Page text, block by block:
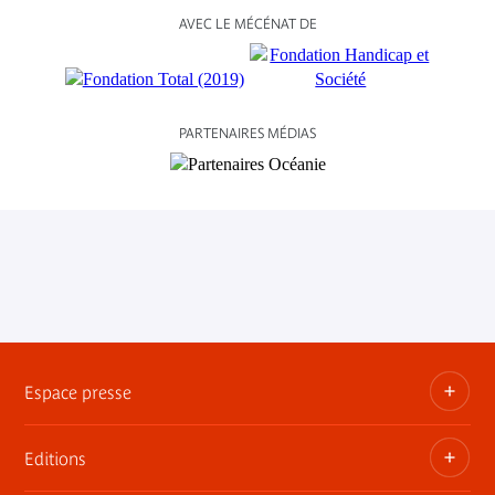
AVEC LE MÉCÉNAT DE
PARTENAIRES MÉDIAS
Espace presse
Dossiers, communiqués, bandes annonces
Editions